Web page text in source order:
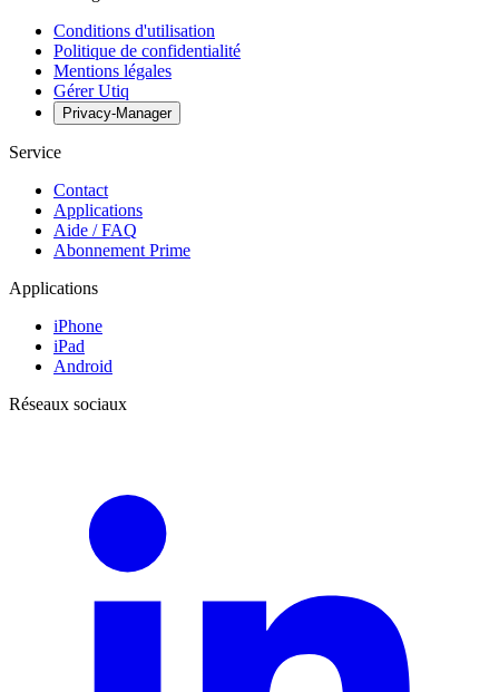
Conditions d'utilisation
Politique de confidentialité
Mentions légales
Gérer Utiq
Privacy-Manager
Service
Contact
Applications
Aide / FAQ
Abonnement Prime
Applications
iPhone
iPad
Android
Réseaux sociaux